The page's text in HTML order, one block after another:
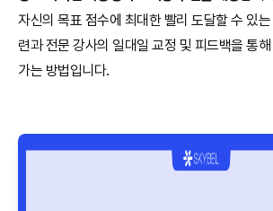
자신의 목표 점수에 최대한 빨리 도달할 수 있
련과 전문 강사의 일대일 교정 및 피드백을 통
가는 방법입니다.